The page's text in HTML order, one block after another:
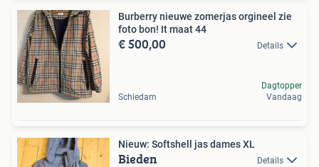
Burberry nieuwe zomerjas orgineel zie
foto bon! It maat 44
€ 500,00 Details
Schiedam
Dagtopper
Vandaag
Nieuw: Softshell jas dames XL
Bieden Details